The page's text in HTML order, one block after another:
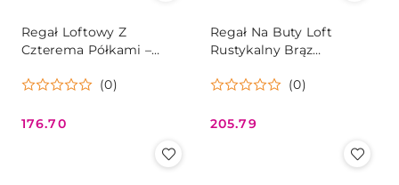
Regał Loftowy Z
Czterema Półkami –
(0)
Cena:
176.70
Regał Na Buty Loft
Rustykalny Brąz
(0)
Cena:
205.79